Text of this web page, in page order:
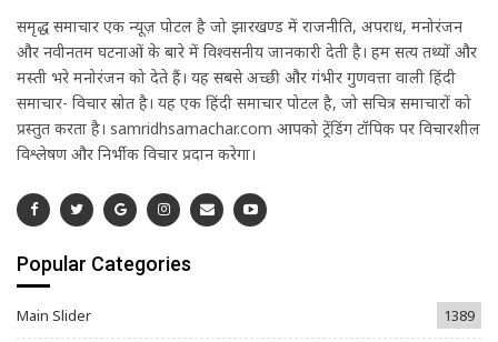
समृद्ध समाचार एक न्यूज़ पोर्टल है जो झारखण्ड में राजनीति, अपराध, मनोरंजन
और नवीनतम घटनाओं के बारे में विश्वसनीय जानकारी देती है। हम सत्य तथ्यों और
मस्ती भरे मनोरंजन को देते हैं। यह सबसे अच्छी और गंभीर गुणवत्ता वाली हिंदी
समाचार- विचार स्रोत है। यह एक हिंदी समाचार पोर्टल है, जो सचित्र समाचारों को
प्रस्तुत करता है। samridhsamachar.com आपको ट्रेंडिंग टॉपिक पर विचारशील
विश्लेषण और निर्भीक विचार प्रदान करेगा।
Popular Categories
Main Slider 1389